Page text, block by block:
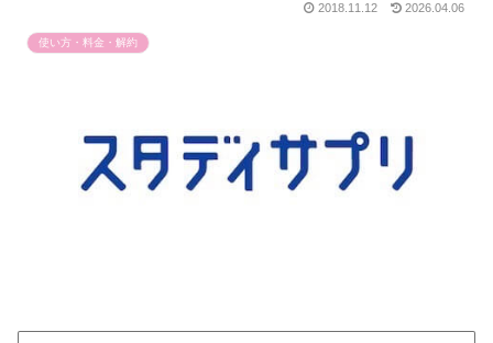
2018.11.12 2026.04.06
使い方・料金・解約